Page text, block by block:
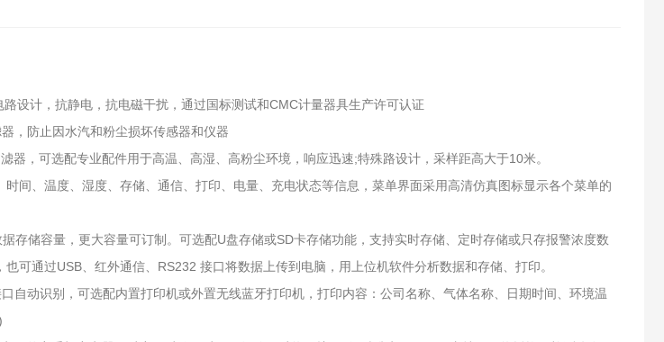
设计，抗静电，抗电磁干扰，通过国标测试和CMC计量器具生产许可认证
，防止因水汽和粉尘损坏传感器和仪器
器，可选配专业配件用于高温、高湿、高粉尘环境，响应迅速;特殊路设计，采样距高大于10米。
间、温度、湿度、存储、通信、打印、电量、充电状态等信息，菜单界面采用高清仿真图标显示各个菜单的
存储容量，更大容量可订制。可选配U盘存储或SD卡存储功能，支持实时存储、定时存储或只存报警浓度数
可通过USB、红外通信、RS232 接口将数据上传到电脑，用上位机软件分析数据和存储、打印。
自动识别，可选配内置打印机或外置无线蓝牙打印机，打印内容：公司名称、气体名称、日期时间、环境温